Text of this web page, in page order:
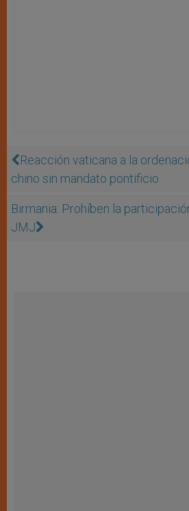
Reacción vaticana a la
chino sin mandato pontificio
Birmania: Prohíben la
JMJ